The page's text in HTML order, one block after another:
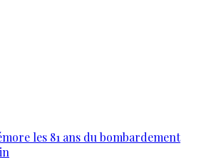
les 81 ans du bombardement